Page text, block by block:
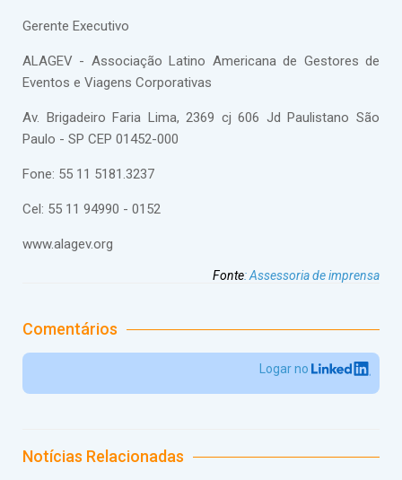
Gerente Executivo
ALAGEV - Associação Latino Americana de Gestores de
Eventos e Viagens Corporativas
Av. Brigadeiro Faria Lima, 2369 cj 606 Jd Paulistano São
Paulo - SP CEP 01452-000
Fone: 55 11 5181.3237
Cel: 55 11 94990 - 0152
www.alagev.org
Fonte:Assessoria de imprensa
Comentários
Logar no
Notícias Relacionadas